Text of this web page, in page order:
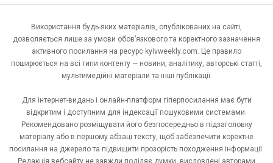
Використання будь-яких матеріалів, опублікованих на сайті,
дозволяється лише за умови обов’язкового та коректного зазначення
активного посилання на ресурс kyivweekly.com. Це правило
поширюється на всі типи контенту — новини, аналітику, авторські статті,
мультимедійні матеріали та інші публікації.
Для інтернет-видань і онлайн-платформ гіперпосилання має бути
відкритим і доступним для індексації пошуковими системами.
Рекомендовано розміщувати його безпосередньо в підзаголовку
матеріалу або в першому абзаці тексту, щоб забезпечити коректне
посилання на джерело та підвищити прозорість походження інформації.
Редакція вебсайту не завжди поділяє думки, висловлені авторами